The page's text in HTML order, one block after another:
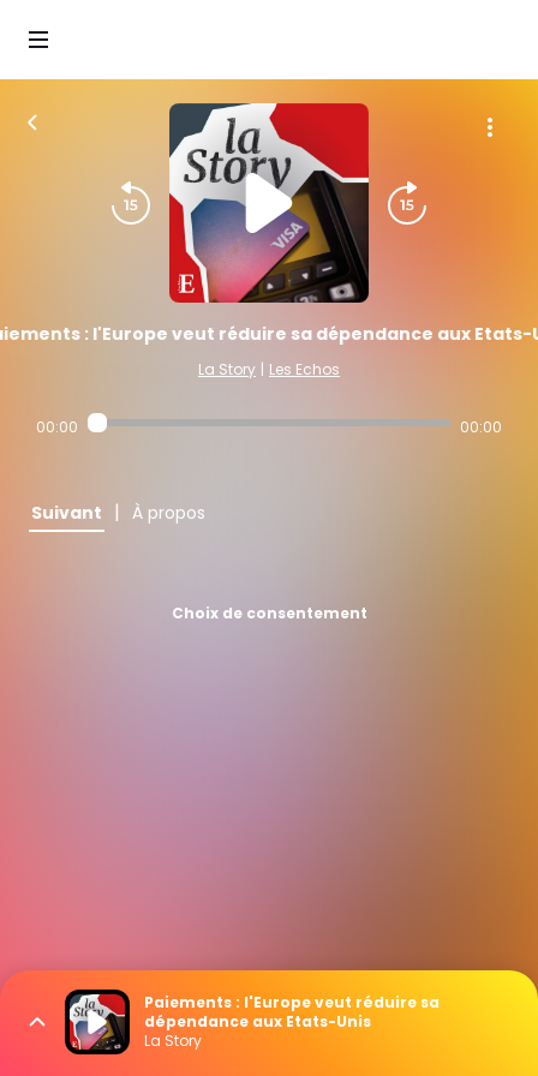
: l'Europe veut réduire sa dépendance aux Etats-
La Story | Les Echos
00:00 00:00
Suivant | À propos
Choix de consentement
Paiements : l'Europe veut réduire sa
dépendance aux Etats-Unis
La Story